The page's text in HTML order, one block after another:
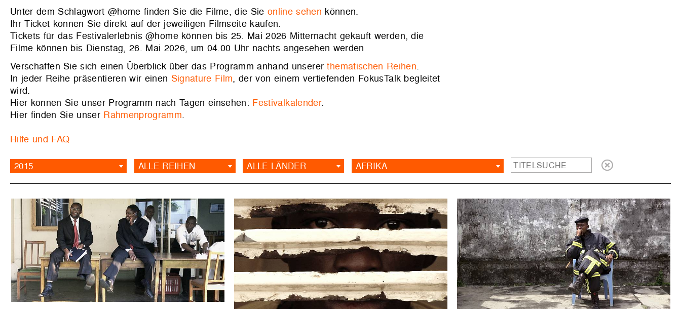
Unter dem Schlagwort @home finden Sie die Filme, die Sie online sehen können.
Ihr Ticket können Sie direkt auf der jeweiligen Filmseite kaufen.
Tickets für das Festivalerlebnis @home können bis 25. Mai 2026 Mitternacht gekauft werden, die
Filme können bis Dienstag, 26. Mai 2026, um 04.00 Uhr nachts angesehen werden
Verschaffen Sie sich einen Überblick über das Programm anhand unsererthematischen Reihen.
In jeder Reihe präsentieren wir einen Signature Film, der von einem vertiefenden FokusTalk begleitet
wird.
Hier können Sie unser Programm nach Tagen einsehen: Festivalkalender.
Hier finden Sie unser Rahmenprogramm.
Hilfe und FAQ
2015 ALLE REIHEN ALLE LÄNDER AFRIKA